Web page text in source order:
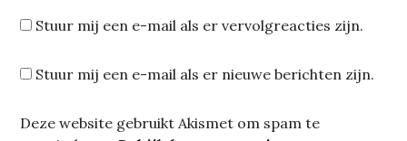
Stuur mij een e-mail als er vervolgreacties zijn.
Stuur mij een e-mail als er nieuwe berichten zijn.
Deze website gebruikt Akismet om spam te